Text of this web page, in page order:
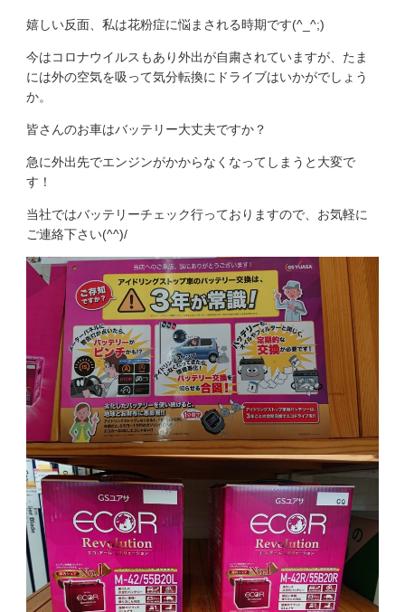
嬉しい反面、私は花粉症に悩まされる時期です(^_^;)
今はコロナウイルスもあり外出が自粛されていますが、たま
には外の空気を吸って気分転換にドライブはいかがでしょう
か。
皆さんのお車はバッテリー大丈夫ですか？
急に外出先でエンジンがかからなくなってしまうと大変で
す！
当社ではバッテリーチェック行っておりますので、お気軽に
ご連絡下さい(^^)/